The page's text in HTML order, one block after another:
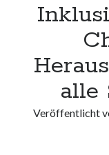
nordsee
ostsee urlaub
rollstuhlgerechte
alle
Veröffentlicht